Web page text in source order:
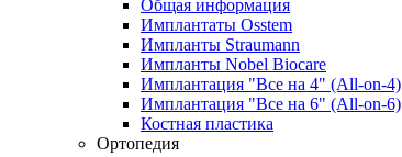
Общая информация
Имплантаты Osstem
Импланты Straumann
Импланты Nobel Biocare
Имплантация "Все на 4" (All-on-4)
Имплантация "Все на 6" (All-on-6)
Костная пластика
Ортопедия